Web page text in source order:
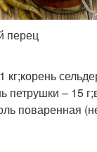
перец
кг;корень
петрушки – 15
поваренная